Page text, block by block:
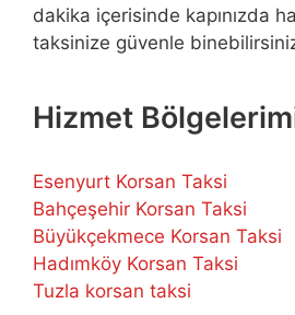
dakika içerisinde kapınızda
taksinize güvenle
Hizmet
Esenyurt Korsan Taksi
Bahçeşehir Korsan Taksi
Büyükçekmece Korsan Taksi
Hadımköy Korsan Taksi
Tuzla korsan taksi